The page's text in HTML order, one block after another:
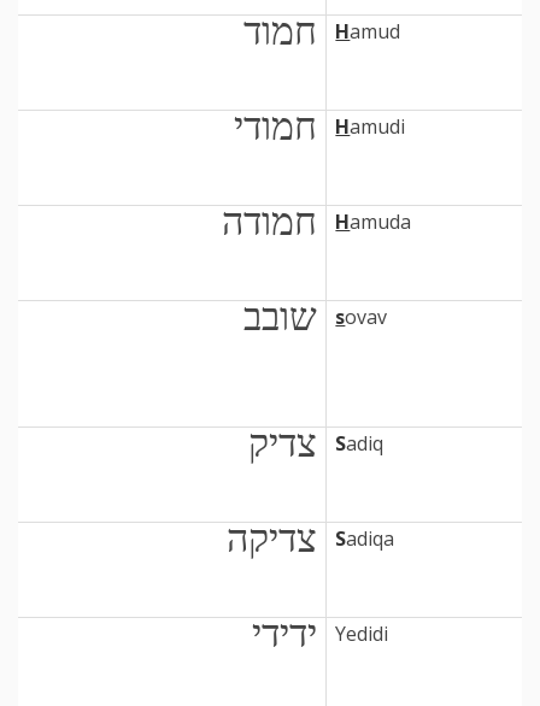
חמוד Hamud
חמודי Hamudi
חמודה Hamuda
שובב sovav
צדיק Sadiq
צדיקה Sadiqa
ידידי Yedidi